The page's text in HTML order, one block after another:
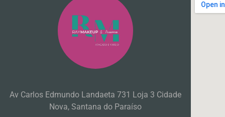
Av Carlos Edmundo Landaeta 731 Loja 3 Cidade
Nova, Santana do Paraíso